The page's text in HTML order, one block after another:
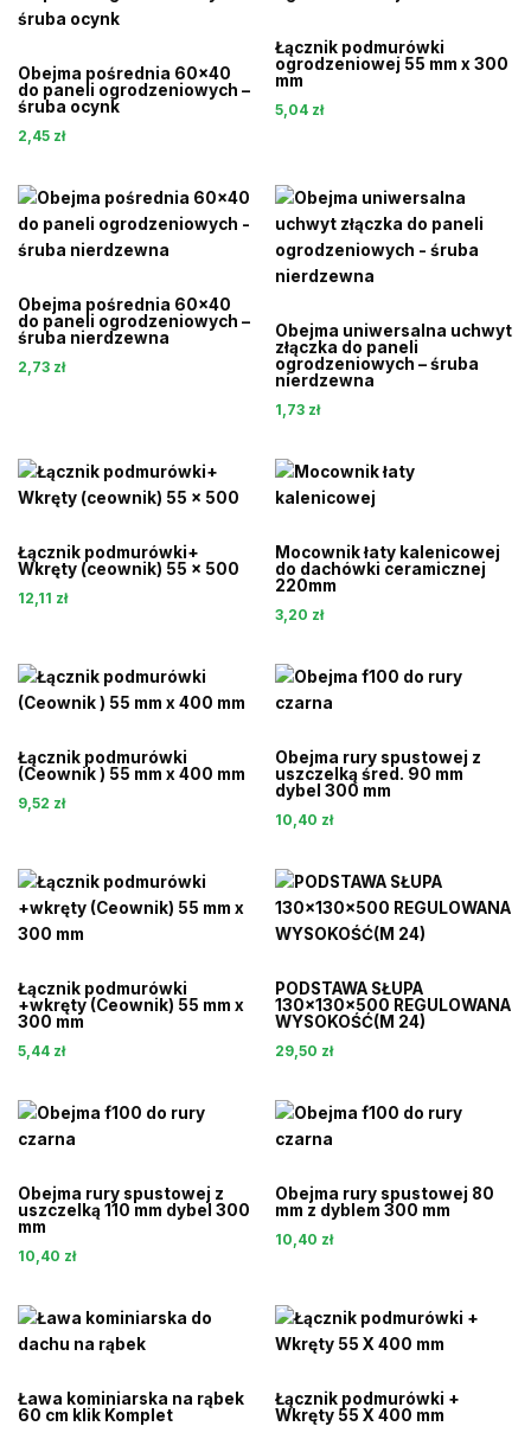
Obejma pośrednia 60×40
do paneli ogrodzeniowych –
śruba ocynk
2,45 zł
Łącznik podmurówki
ogrodzeniowej 55 mm x 300
mm
5,04 zł
Obejma pośrednia 60×40
do paneli ogrodzeniowych –
śruba nierdzewna
2,73 zł
Obejma uniwersalna uchwyt
złączka do paneli
ogrodzeniowych – śruba
nierdzewna
1,73 zł
Łącznik podmurówki+
Wkręty (ceownik) 55 x 500
12,11 zł
Mocownik łaty kalenicowej
do dachówki ceramicznej
220mm
3,20 zł
Łącznik podmurówki
(Ceownik ) 55 mm x 400 mm
9,52 zł
Obejma rury spustowej z
uszczelką śred. 90 mm
dybel 300 mm
10,40 zł
Łącznik podmurówki
+wkręty (Ceownik) 55 mm x
300 mm
5,44 zł
PODSTAWA SŁUPA
130x130x500 REGULOWANA
WYSOKOŚĆ(M 24)
29,50 zł
Obejma rury spustowej z
uszczelką 110 mm dybel 300
mm
10,40 zł
Obejma rury spustowej 80
mm z dyblem 300 mm
10,40 zł
Ława kominiarska na rąbek
60 cm klik Komplet
Łącznik podmurówki +
Wkręty 55 X 400 mm